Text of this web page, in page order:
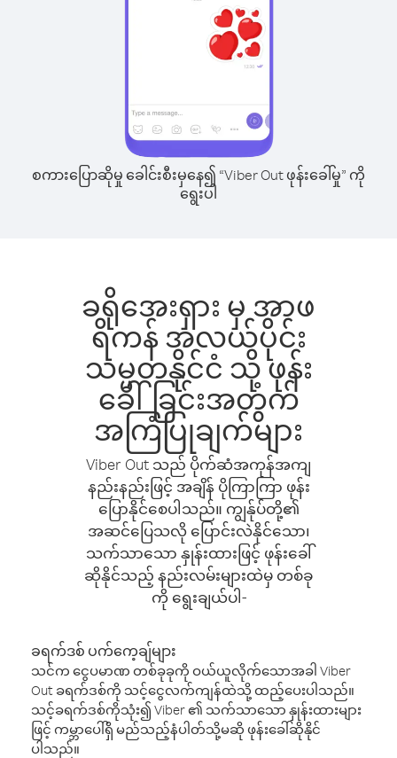
စကားပြောဆိုမှု ခေါင်းစီးမှနေ၍ “Viber Out ဖုန်းခေါ်မှု” ကို
ရွေးပါ
ခရိုအေးရှား မှ အာဖ
ရိကန် အလယ်ပိုင်း
သမ္မတနိုင်ငံ သို့ ဖုန်း
ခေါ်ခြင်းအတွက်
အကြံပြုချက်များ
Viber Out သည် ပိုက်ဆံအကုန်အကျ
နည်းနည်းဖြင့် အချိန် ပိုကြာကြာ ဖုန်း
ပြောနိုင်စေပါသည်။ ကျွန်ုပ်တို့၏
အဆင်ပြေသလို ပြောင်းလဲနိုင်သော၊
သက်သာသော နှုန်းထားဖြင့် ဖုန်းခေါ်
ဆိုနိုင်သည့် နည်းလမ်းများထဲမှ တစ်ခု
ကို ရွေးချယ်ပါ-
ခရက်ဒစ် ပက်ကေ့ချ်များ
သင်က ငွေပမာဏ တစ်ခုခုကို ဝယ်ယူလိုက်သောအခါ Viber
Out ခရက်ဒစ်ကို သင့်ငွေလက်ကျန်ထဲသို့ ထည့်ပေးပါသည်။
သင့်ခရက်ဒစ်ကိုသုံး၍ Viber ၏ သက်သာသော နှုန်းထားများ
ဖြင့် ကမ္ဘာပေါ်ရှိ မည်သည့်နံပါတ်သို့မဆို ဖုန်းခေါ်ဆိုနိုင်
ပါသည်။